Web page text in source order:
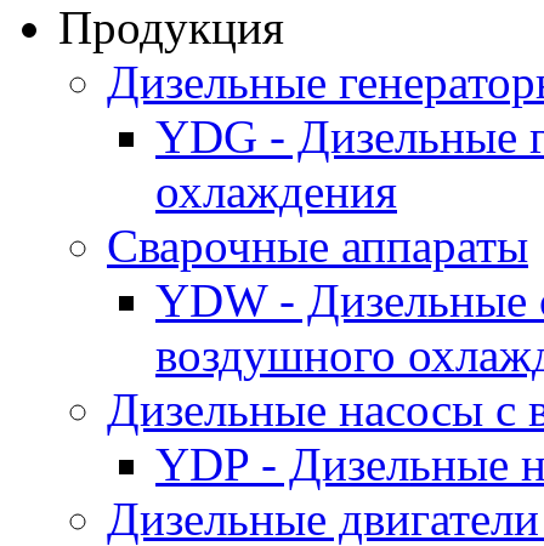
Продукция
Дизельные
YDG - Дизельные
охлаждения
Cварочные аппараты
YDW - Дизельные
воздушного
Дизельные насосы
YDP - Дизельные
Дизельные